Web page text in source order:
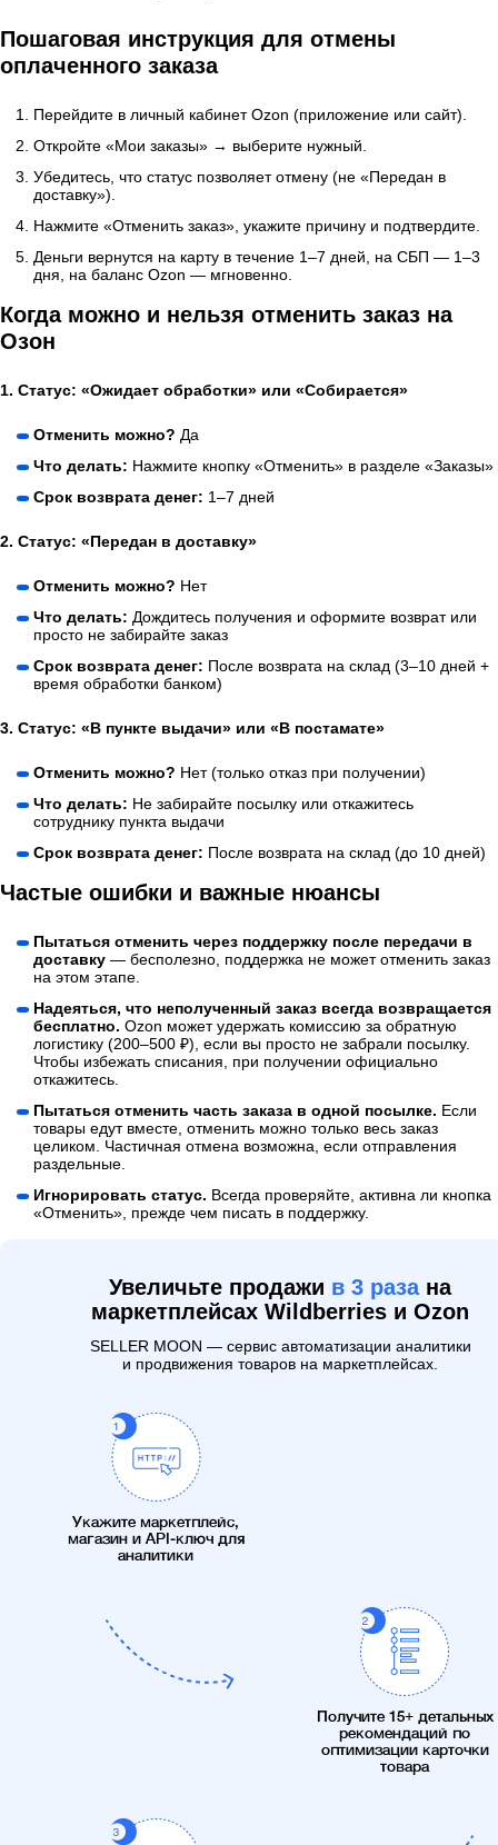
Пошаговая инструкция для отмены
оплаченного заказа
Перейдите в личный кабинет Ozon (приложение или сайт).
Откройте «Мои заказы» → выберите нужный.
Убедитесь, что статус позволяет отмену (не «Передан в
доставку»).
Нажмите «Отменить заказ», укажите причину и подтвердите.
Деньги вернутся на карту в течение 1–7 дней, на СБП — 1–3
дня, на баланс Ozon — мгновенно.
Когда можно и нельзя отменить заказ на
Озон
1. Статус: «Ожидает обработки» или «Собирается»
Отменить можно? Да
Что делать: Нажмите кнопку «Отменить» в разделе «Заказы»
Срок возврата денег: 1–7 дней
2. Статус: «Передан в доставку»
Отменить можно? Нет
Что делать: Дождитесь получения и оформите возврат или
просто не забирайте заказ
Срок возврата денег: После возврата на склад (3–10 дней +
время обработки банком)
3. Статус: «В пункте выдачи» или «В постамате»
Отменить можно? Нет (только отказ при получении)
Что делать: Не забирайте посылку или откажитесь
сотруднику пункта выдачи
Срок возврата денег: После возврата на склад (до 10 дней)
Частые ошибки и важные нюансы
Пытаться отменить через поддержку после передачи в
доставку — бесполезно, поддержка не может отменить заказ
на этом этапе.
Надеяться, что неполученный заказ всегда возвращается
бесплатно. Ozon может удержать комиссию за обратную
логистику (200–500 ₽), если вы просто не забрали посылку.
Чтобы избежать списания, при получении официально
откажитесь.
Пытаться отменить часть заказа в одной посылке. Если
товары едут вместе, отменить можно только весь заказ
целиком. Частичная отмена возможна, если отправления
раздельные.
Игнорировать статус. Всегда проверяйте, активна ли кнопка
«Отменить», прежде чем писать в поддержку.
Увеличьте продажи в 3 разана
маркетплейсах Wildberries и Ozon
SELLER MOON — сервис автоматизации аналитики
и продвижения товаров на маркетплейсах.
Укажите маркетплейс,
магазин и API-ключ для
аналитики
Получите 15+ детальных
рекомендаций по
оптимизации карточки
товара